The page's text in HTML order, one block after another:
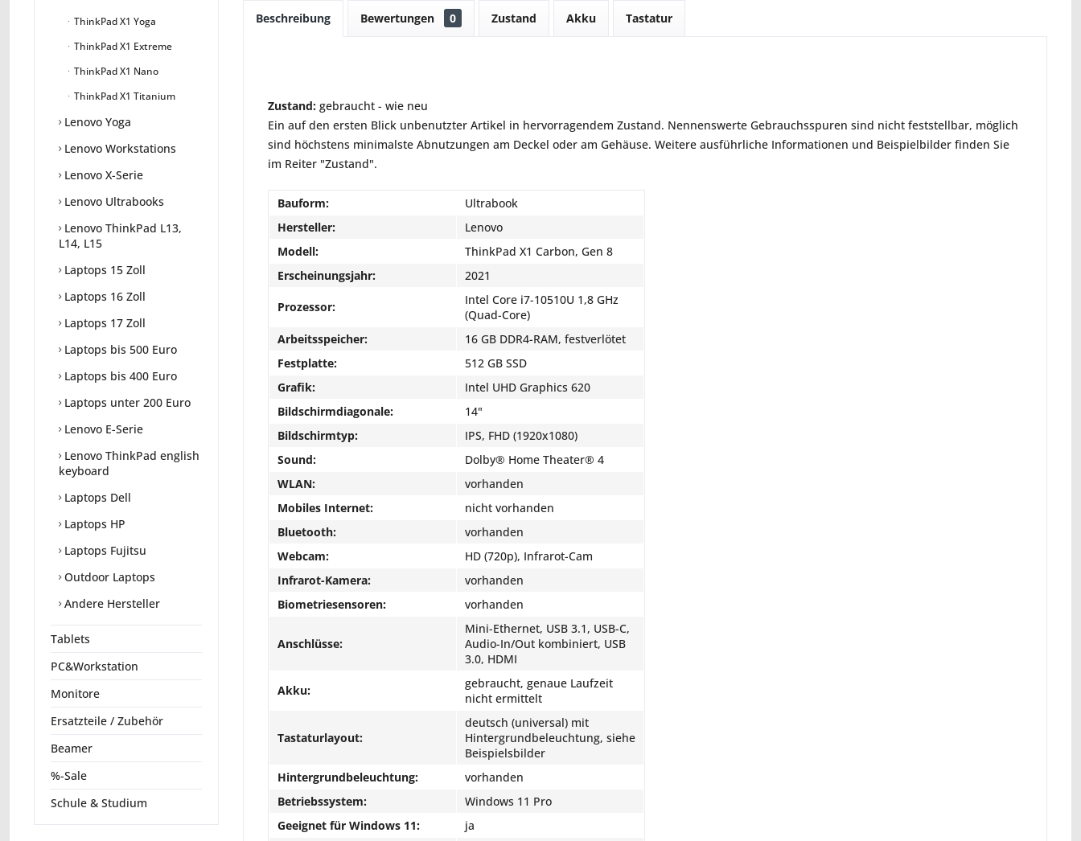
ThinkPad X1 Yoga
ThinkPad X1 Extreme
ThinkPad X1 Nano
ThinkPad X1 Titanium
Lenovo Yoga
Lenovo Workstations
Lenovo X-Serie
Lenovo Ultrabooks
Lenovo ThinkPad L13,
L14, L15
Laptops 15 Zoll
Laptops 16 Zoll
Laptops 17 Zoll
Laptops bis 500 Euro
Laptops bis 400 Euro
Laptops unter 200 Euro
Lenovo E-Serie
Lenovo ThinkPad english
keyboard
Laptops Dell
Laptops HP
Laptops Fujitsu
Outdoor Laptops
Andere Hersteller
Tablets
PC&Workstation
Monitore
Ersatzteile / Zubehör
Beamer
%-Sale
Schule & Studium
Beschreibung Bewertungen 0 Zustand Akku Tastatur
Zustand: gebraucht - wie neu
Ein auf den ersten Blick unbenutzter Artikel in hervorragendem Zustand. Nennenswerte Gebrauchsspuren sind nicht feststellbar, möglich
sind höchstens minimalste Abnutzungen am Deckel oder am Gehäuse. Weitere ausführliche Informationen und Beispielbilder finden Sie
im Reiter "Zustand".
Bauform:
Ultrabook
Hersteller:
Lenovo
Modell:
ThinkPad X1 Carbon, Gen 8
Erscheinungsjahr:
2021
Prozessor:
Intel Core i7-10510U 1,8 GHz
(Quad-Core)
Arbeitsspeicher:
16 GB DDR4-RAM, festverlötet
Festplatte:
512 GB SSD
Grafik:
Intel UHD Graphics 620
Bildschirmdiagonale:
14"
Bildschirmtyp:
IPS, FHD (1920x1080)
Sound:
Dolby® Home Theater® 4
WLAN:
vorhanden
Mobiles Internet:
nicht vorhanden
Bluetooth:
vorhanden
Webcam:
HD (720p), Infrarot-Cam
Infrarot-Kamera:
vorhanden
Biometriesensoren:
vorhanden
Anschlüsse:
Mini-Ethernet, USB 3.1, USB-C,
Audio-In/Out kombiniert, USB
3.0, HDMI
Akku:
gebraucht, genaue Laufzeit
nicht ermittelt
Tastaturlayout:
deutsch (universal) mit
Hintergrundbeleuchtung, siehe
Beispielsbilder
Hintergrundbeleuchtung:
vorhanden
Betriebssystem:
Windows 11 Pro
Geeignet für Windows 11:
ja